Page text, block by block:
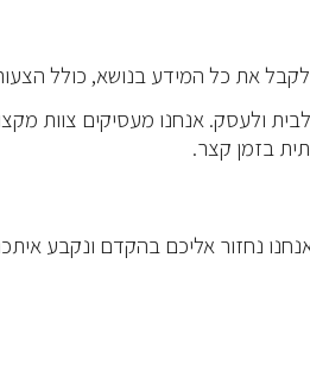
ולקבל את כל המידע בנושא, כולל
לבית ולעסק. אנחנו מעסיקים צוות
בזמן קצר.
נחזור אליכם בהקדם ונקבע